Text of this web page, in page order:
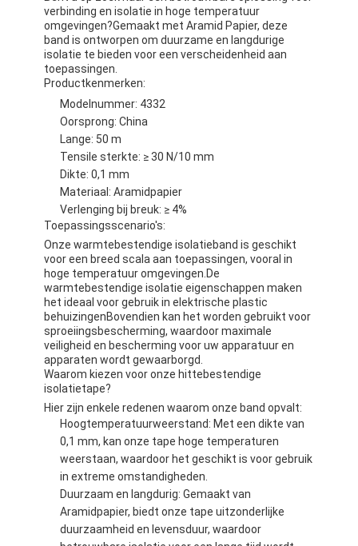
Tweezijdige Plakband
HUISDIEREN Plakband
Het Afgietsel van de precisieinvestering
Elektrische isolatieplaat
verbinding en isolatie in hoge temperatuur
omgevingen?Gemaakt met Aramid Papier, deze
band is ontworpen om duurzame en langdurige
isolatie te bieden voor een verscheidenheid aan
toepassingen.
Productkenmerken:
Modelnummer: 4332
Oorsprong: China
Lange: 50 m
Tensile sterkte: ≥ 30 N/10 mm
Dikte: 0,1 mm
Materiaal: Aramidpapier
Verlenging bij breuk: ≥ 4%
Toepassingsscenario's:
Onze warmtebestendige isolatieband is geschikt
voor een breed scala aan toepassingen, vooral in
hoge temperatuur omgevingen.De
warmtebestendige isolatie eigenschappen maken
het ideaal voor gebruik in elektrische plastic
behuizingenBovendien kan het worden gebruikt voor
sproeiingsbescherming, waardoor maximale
veiligheid en bescherming voor uw apparatuur en
apparaten wordt gewaarborgd.
Waarom kiezen voor onze hittebestendige
isolatietape?
Hier zijn enkele redenen waarom onze band opvalt:
Hoogtemperatuurweerstand: Met een dikte van
0,1 mm, kan onze tape hoge temperaturen
weerstaan, waardoor het geschikt is voor gebruik
in extreme omstandigheden.
Duurzaam en langdurig: Gemaakt van
Aramidpapier, biedt onze tape uitzonderlijke
duurzaamheid en levensduur, waardoor